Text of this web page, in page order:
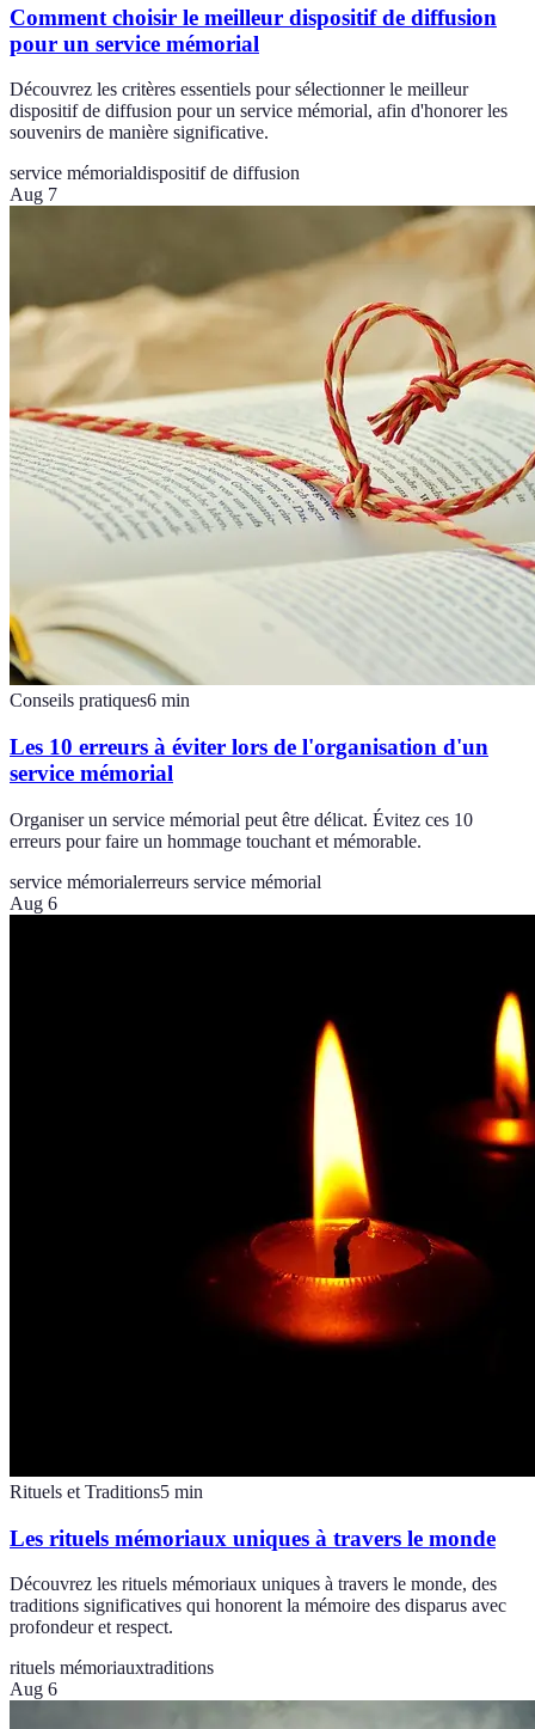
Comment choisir le meilleur dispositif de diffusion
pour un service mémorial
Découvrez les critères essentiels pour sélectionner le meilleur
dispositif de diffusion pour un service mémorial, afin d'honorer les
souvenirs de manière significative.
service mémorialdispositif de diffusion
Aug 7
Conseils pratiques6 min
Les 10 erreurs à éviter lors de l'organisation d'un
service mémorial
Organiser un service mémorial peut être délicat. Évitez ces 10
erreurs pour faire un hommage touchant et mémorable.
service mémorialerreurs service mémorial
Aug 6
Rituels et Traditions5 min
Les rituels mémoriaux uniques à travers le monde
Découvrez les rituels mémoriaux uniques à travers le monde, des
traditions significatives qui honorent la mémoire des disparus avec
profondeur et respect.
rituels mémoriauxtraditions
Aug 6